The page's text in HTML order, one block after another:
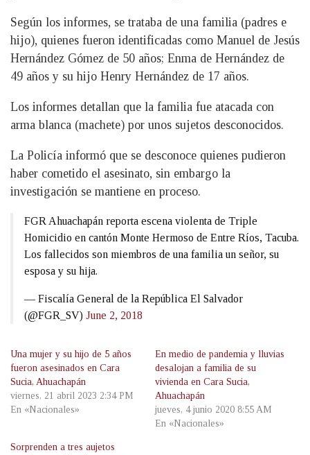
Según los informes, se trataba de una familia (padres e
hijo), quienes fueron identificadas como Manuel de Jesús
Hernández Gómez de 50 años; Enma de Hernández de
49 años y su hijo Henry Hernández de 17 años.
Los informes detallan que la familia fue atacada con
arma blanca (machete) por unos sujetos desconocidos.
La Policía informó que se desconoce quienes pudieron
haber cometido el asesinato, sin embargo la
investigación se mantiene en proceso.
FGR Ahuachapán reporta escena violenta de Triple
Homicidio en cantón Monte Hermoso de Entre Ríos, Tacuba.
Los fallecidos son miembros de una familia un señor, su
esposa y su hija.
— Fiscalía General de la República El Salvador
(@FGR_SV) June 2, 2018
Una mujer y su hijo de 5 años
fueron asesinados en Cara
Sucia, Ahuachapán
viernes, 21 abril 2023 2:34 PM
En «Nacionales»
En medio de pandemia y lluvias
desalojan a familia de su
vivienda en Cara Sucia,
Ahuachapán
jueves, 4 junio 2020 8:55 AM
En «Nacionales»
Sorprenden a tres aujetos